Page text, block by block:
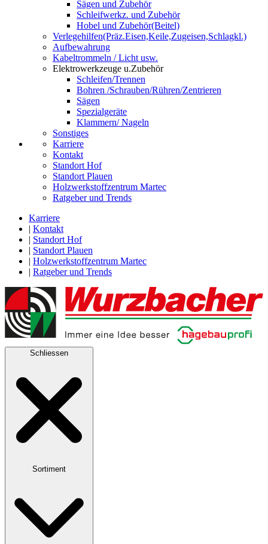
Sägen und Zubehör
Schleifwerkz. und Zubehör
Hobel und Zubehör(Beitel)
Verlegehilfen(Präz.Eisen,Keile,Zugeisen,Schlagkl.)
Aufbewahrung
Kabeltrommeln / Licht usw.
Elektrowerkzeuge u.Zubehör
Schleifen/Trennen
Bohren /Schrauben/Rühren/Zentrieren
Sägen
Spezialgeräte
Klammern/ Nageln
Sonstiges
Karriere
Kontakt
Standort Hof
Standort Plauen
Holzwerkstoffzentrum Martec
Ratgeber und Trends
Karriere
| Kontakt
| Standort Hof
| Standort Plauen
| Holzwerkstoffzentrum Martec
| Ratgeber und Trends
Schliessen
Sortiment